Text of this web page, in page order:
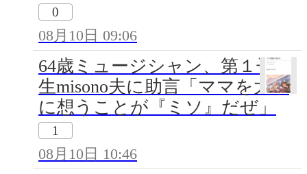
0
08月10日 09:06
64歳ミュージシャン、第１子誕
生misono夫に助言「ママを大事
に想うことが『ミソ』だぜ」
1
08月10日 10:46